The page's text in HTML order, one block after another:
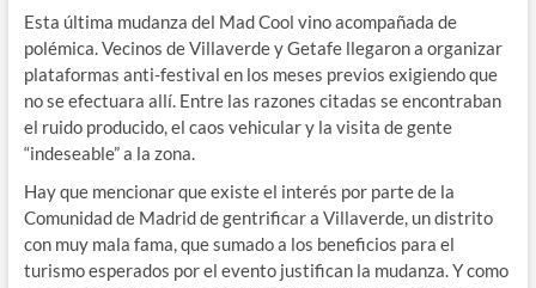
Esta última mudanza del Mad Cool vino acompañada de
polémica. Vecinos de Villaverde y Getafe llegaron a organizar
plataformas anti-festival en los meses previos exigiendo que
no se efectuara allí. Entre las razones citadas se encontraban
el ruido producido, el caos vehicular y la visita de gente
“indeseable” a la zona.
Hay que mencionar que existe el interés por parte de la
Comunidad de Madrid de gentrificar a Villaverde, un distrito
con muy mala fama, que sumado a los beneficios para el
turismo esperados por el evento justifican la mudanza. Y como